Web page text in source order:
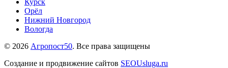
Курск
Орёл
Нижний Новгород
Вологда
© 2026 Агропост50. Все права защищены
Создание и продвижение сайтов SEOUsluga.ru